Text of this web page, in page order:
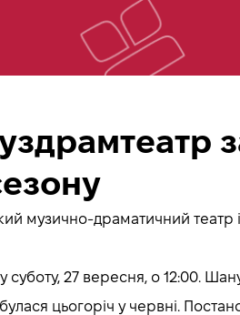
музично-драматичний театр
27 вересня, о 12:00.
цьогоріч у червні.